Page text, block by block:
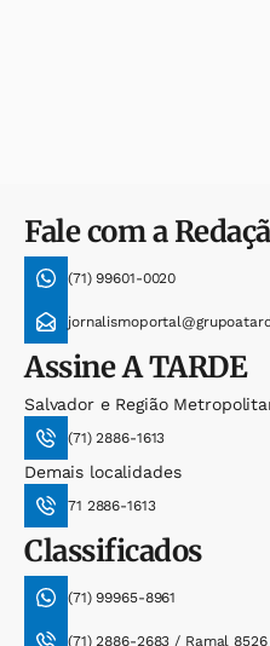
Fale com a
(71) 99601-0020
AssineA TARDE
Salvador e Região
(71) 2886-1613
Demais localidades
71 2886-1613
Classificados
(71) 99965-8961
(71) 2886-2683 / Ramal 8526